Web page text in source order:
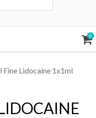
0
Fine Lidocaine 1x1ml